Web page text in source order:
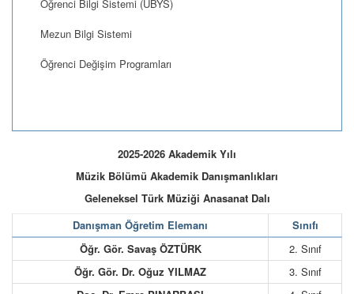
Öğrenci Bilgi Sistemi (UBYS)
Mezun Bilgi Sistemi
Öğrenci Değişim Programları
2025-2026 Akademik Yılı
Müzik Bölümü Akademik Danışmanlıkları
Geleneksel Türk Müziği Anasanat Dalı
Danışman Öğretim Elemanı
Sınıfı
Öğr. Gör. Savaş ÖZTÜRK
2. Sınıf
Öğr. Gör. Dr. Oğuz YILMAZ
3. Sınıf